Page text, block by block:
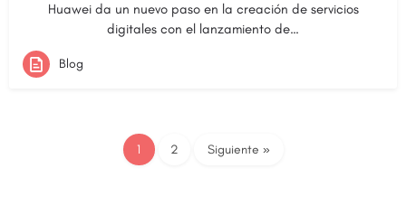
Huawei da un nuevo paso en la creación de servicios
digitales con el lanzamiento de…
Blog
1 2 Siguiente »